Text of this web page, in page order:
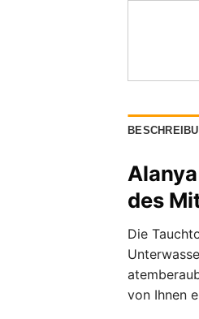
des
Die
von Ihnen